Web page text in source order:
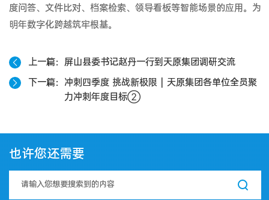
度问答、文件比对、档案检索、领导看板等智能场景的应用。为
明年数字化跨越筑牢根基。
上一篇
屏山县委书记赵丹一行到天原集团调研交流
下一篇
冲刺四季度 挑战新极限 | 天原集团各单位全员聚
力冲刺年度目标②
也许您还需要